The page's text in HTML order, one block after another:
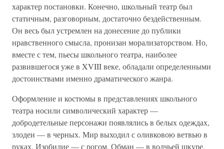
характер постановки. Конечно, школьный театр был
статичным, разговорным, достаточно бездейственным.
Он весь был устремлен на донесение до публики
нравственного смысла, пронизан морализаторством. Но,
вместе с тем, пьесы школьного театра, наиболее
развившегося уже в XVIII веке, обладали определенными
достоинствами именно драматического жанра.
Оформление и костюмы в представлениях школьного
театра носили символический характер —
добродетельные персонажи появлялись в белых одеждах,
злодеи — в черных. Мир выходил с оливковою ветвью в
руках, Изобилие — с рогом. Обман — в волчьей шкуре,